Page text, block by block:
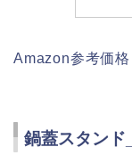
Amazon参考価
鍋蓋スタン